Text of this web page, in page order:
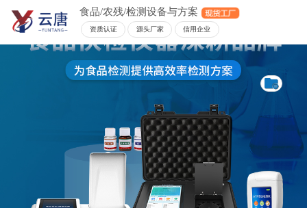
食品/农残/检测设备与方案
资质认证 源头厂家 信用企业